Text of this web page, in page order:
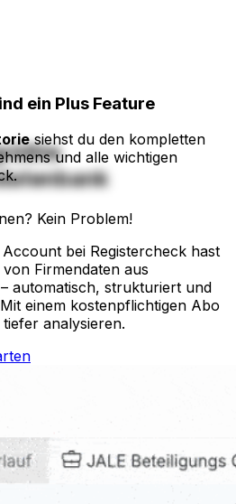
ein Plus Feature
siehst du den kompletten
und alle wichtigen
Kein Problem!
Account bei Registercheck hast
Firmendaten aus
automatisch, strukturiert und
einem kostenpflichtigen Abo
analysieren.